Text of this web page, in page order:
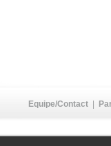
Equipe/Contact